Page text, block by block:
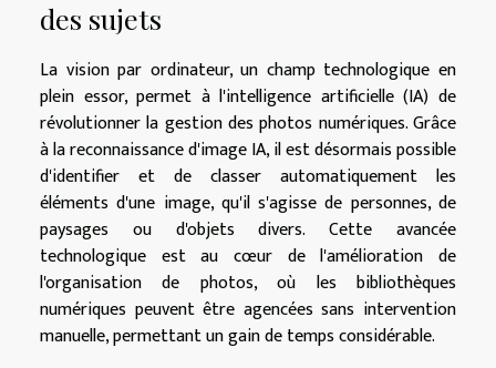
des sujets
La vision par ordinateur, un champ technologique en
plein essor, permet à l'intelligence artificielle (IA) de
révolutionner la gestion des photos numériques. Grâce
à la reconnaissance d'image IA, il est désormais possible
d'identifier et de classer automatiquement les
éléments d'une image, qu'il s'agisse de personnes, de
paysages ou d'objets divers. Cette avancée
technologique est au cœur de l'amélioration de
l'organisation de photos, où les bibliothèques
numériques peuvent être agencées sans intervention
manuelle, permettant un gain de temps considérable.